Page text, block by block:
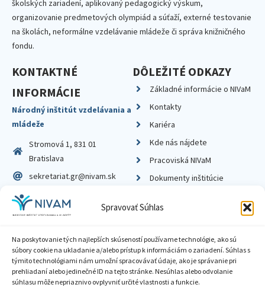
Spravovať Súhlas
Na poskytovanie tých najlepších skúseností používame technológie, ako sú
súbory cookie na ukladanie a/alebo prístup k informáciám o zariadení. Súhlas s
týmito technológiami nám umožní spracovávať údaje, ako je správanie pri
prehliadaní alebo jedinečné ID na tejto stránke. Nesúhlas alebo odvolanie
súhlasu môže nepriaznivo ovplyvniť určité vlastnosti a funkcie.
školských zariadení, aplikovaný pedagogický výskum,
organizovanie predmetových olympiád a súťaží, externé testovanie
na školách, neformálne vzdelávanie mládeže či správa knižničného
fondu.
KONTAKTNÉ
INFORMÁCIE
Národný inštitút vzdelávania a
mládeže
Stromová 1, 831 01
Bratislava
sekretariat.gr@nivam.sk
IČO: 00164348
DIČ: 2020798714
DÔLEŽITÉ ODKAZY
Základné informácie o NIVaM
Kontakty
Kariéra
Kde nás nájdete
Pracoviská NIVaM
Dokumenty inštitúcie
Zásady ochrany súkromia